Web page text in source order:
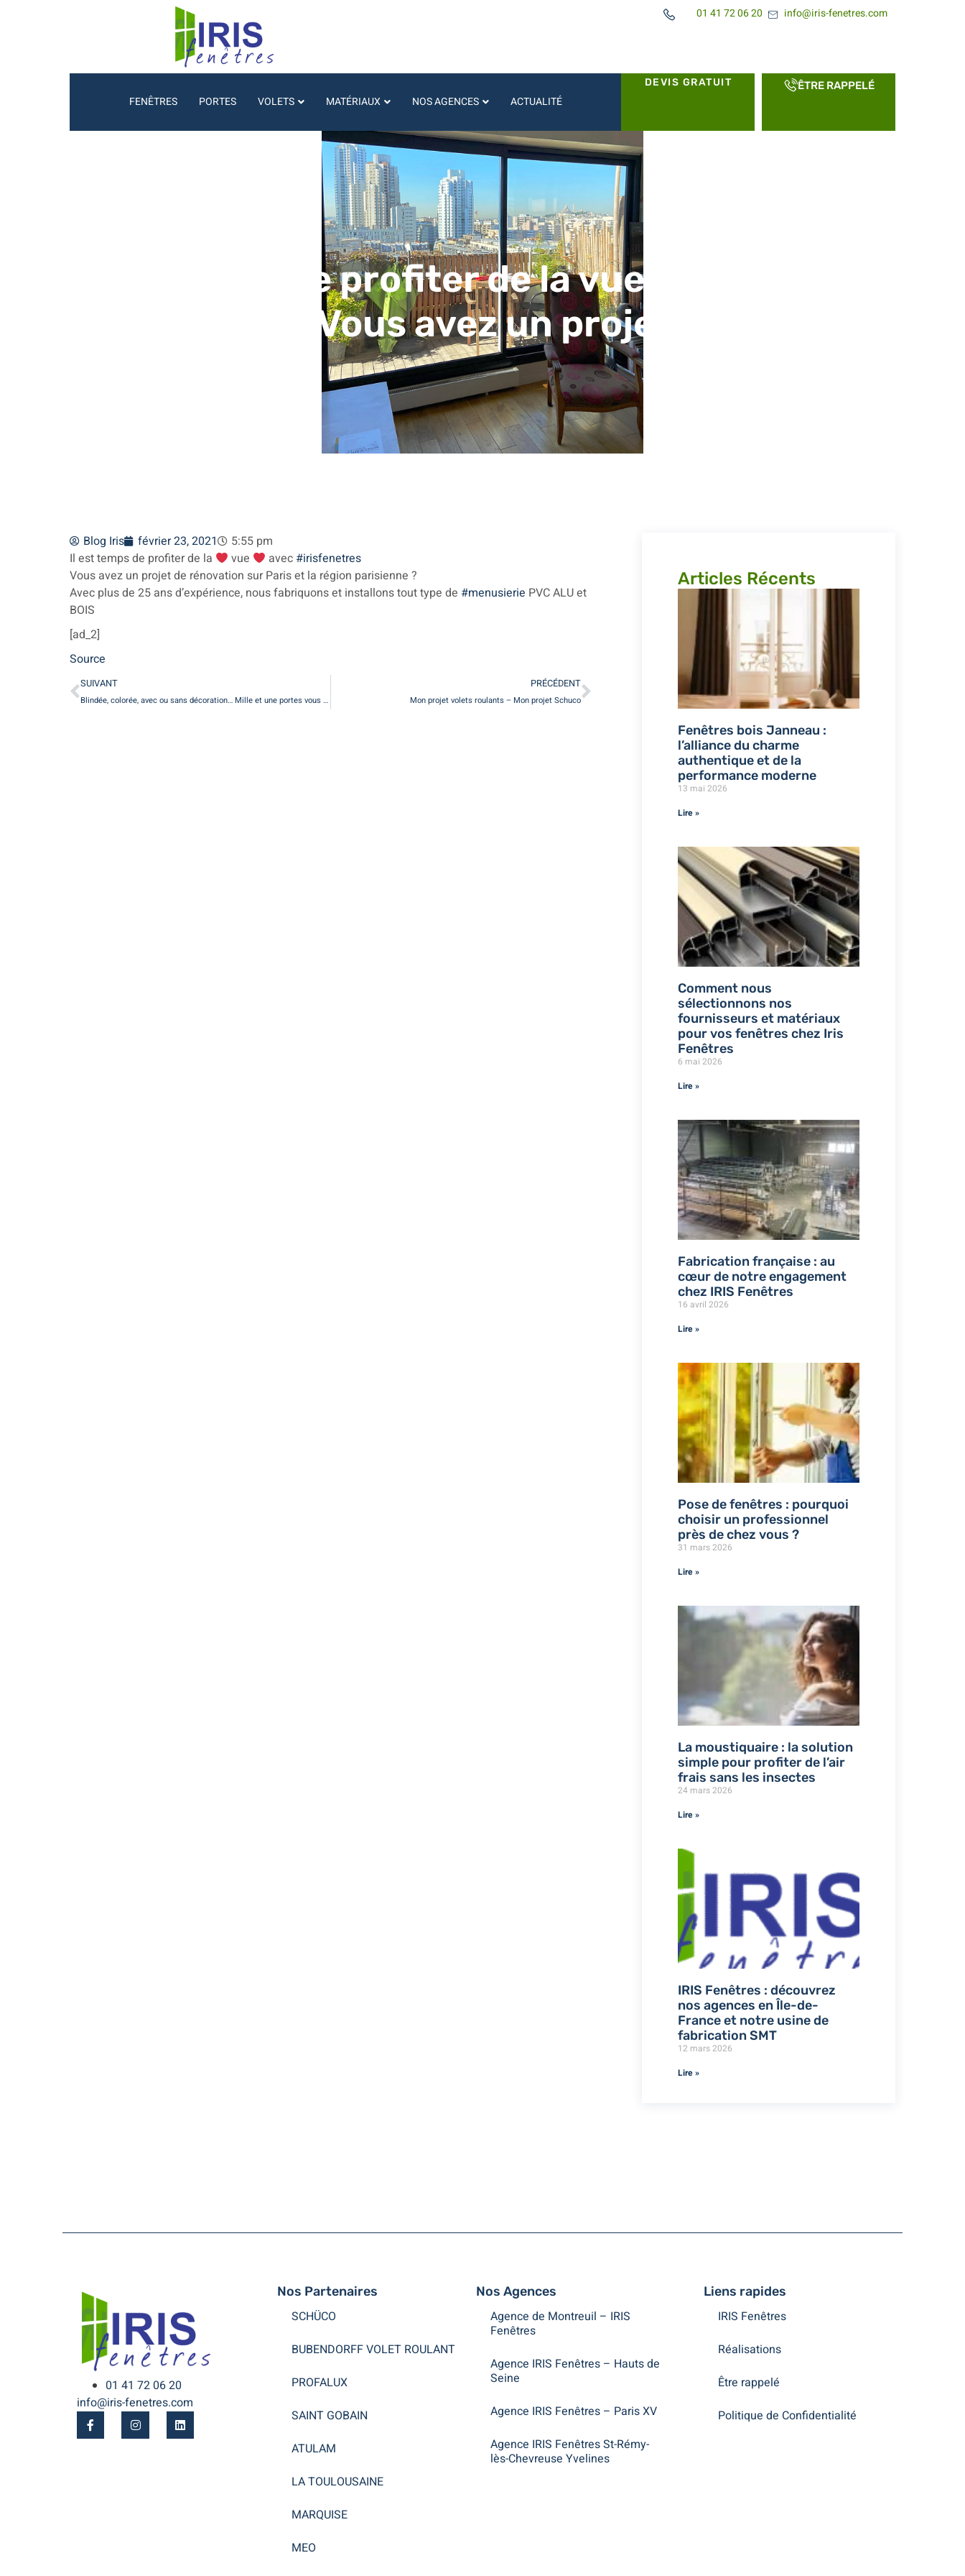
01 41 72 06 20 info@iris-fenetres.com
FENÊTRES PORTES VOLETS MATÉRIAUX NOS AGENCES ACTUALITÉ
DEVIS GRATUIT ÊTRE RAPPELÉ
Il est temps de profiter de la vue avec
#irisfenetres Vous avez un projet de…
Blog Iris février 23, 2021
5:55 pm
Il est temps de profiter de la
vue avec #irisfenetres
Vous avez un projet de rénovation sur Paris et la région parisienne ?
Avec plus de 25 ans d’expérience, nous fabriquons et installons tout type de #menusierie PVC ALU et
BOIS
[ad_2]
Source
SUIVANT
Blindée, colorée, avec ou sans décoration… Mille et une portes vous attendent …
PRÉCÉDENT
Mon projet volets roulants – Mon projet Schuco
Articles Récents
Fenêtres bois Janneau :
l’alliance du charme
authentique et de la
performance moderne
13 mai 2026
Lire »
Comment nous
sélectionnons nos
fournisseurs et matériaux
pour vos fenêtres chez Iris
Fenêtres
6 mai 2026
Lire »
Fabrication française : au
cœur de notre engagement
chez IRIS Fenêtres
16 avril 2026
Lire »
Pose de fenêtres : pourquoi
choisir un professionnel
près de chez vous ?
31 mars 2026
Lire »
La moustiquaire : la solution
simple pour profiter de l’air
frais sans les insectes
24 mars 2026
Lire »
IRIS Fenêtres : découvrez
nos agences en Île-de-
France et notre usine de
fabrication SMT
12 mars 2026
Lire »
01 41 72 06 20
info@iris-fenetres.com
Nos Partenaires
SCHÜCO
BUBENDORFF VOLET ROULANT
PROFALUX
SAINT GOBAIN
ATULAM
LA TOULOUSAINE
MARQUISE
MEO
Nos Agences
Agence de Montreuil – IRIS
Fenêtres
Agence IRIS Fenêtres – Hauts de
Seine
Agence IRIS Fenêtres – Paris XV
Agence IRIS Fenêtres St-Rémy-
lès-Chevreuse Yvelines
Liens rapides
IRIS Fenêtres
Réalisations
Être rappelé
Politique de Confidentialité